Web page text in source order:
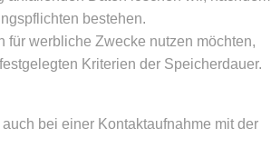
bestehen.
für werbliche Zwecke nutzen möchten,
Kriterien der Speicherdauer.
bei einer Kontaktaufnahme mit der